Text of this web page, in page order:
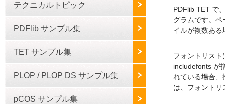
テクニカルトピック
PDFlib サンプル集
TET サンプル集
PLOP / PLOP DS サンプル集
pCOS サンプル集
PDFlib TET で
グラムです。
イルが複数あ
フォントリス
includefonts が
れている場合、
は、フォント